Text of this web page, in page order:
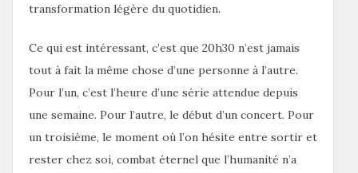
transformation légère du quotidien.
Ce qui est intéressant, c’est que 20h30 n’est jamais
tout à fait la même chose d’une personne à l’autre.
Pour l’un, c’est l’heure d’une série attendue depuis
une semaine. Pour l’autre, le début d’un concert. Pour
un troisième, le moment où l’on hésite entre sortir et
rester chez soi, combat éternel que l’humanité n’a